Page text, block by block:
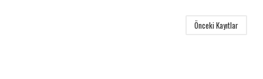
Önceki Kayıtlar